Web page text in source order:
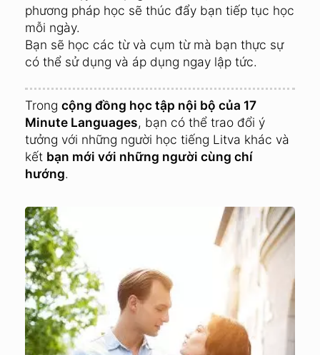
phương pháp học sẽ thúc đẩy bạn tiếp tục học
mỗi ngày.
Bạn sẽ học các từ và cụm từ mà bạn thực sự
có thể sử dụng và áp dụng ngay lập tức.
Trong cộng đồng học tập nội bộ của 17
Minute Languages, bạn có thể trao đổi ý
tưởng với những người học tiếng Litva khác và
kết bạn mới với những người cùng chí
hướng.